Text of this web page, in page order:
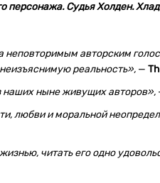
персонажа. Судья Холден.
авторским
реальность», —
наших ныне живущих авторов»,
любви и моральной
читать его одно